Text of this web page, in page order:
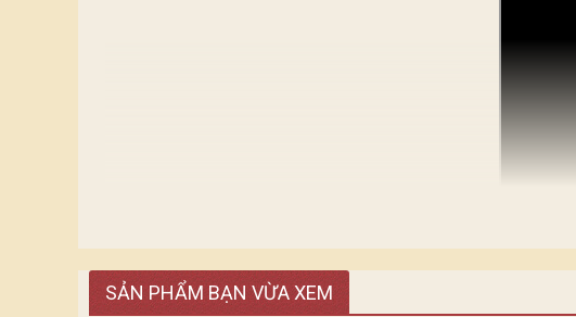
Ánh sáng tựa những dòng chảy tiếp nối nhau. Mỗi dòng ánh
diện cho sự phát triển tân tiến hiện đại.
SẢN PHẨM BẠN VỪA XEM